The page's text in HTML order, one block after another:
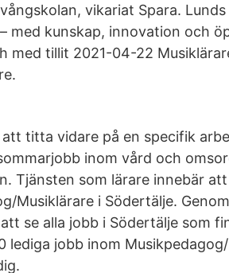
vikariat Spara.
med kunskap, innovation och
med tillit 2021-04-22
att titta vidare på en specifik
inom vård och
Tjänsten som lärare innebär
Musiklärare i Södertälje.
se alla jobb i Södertälje som
lediga jobb inom